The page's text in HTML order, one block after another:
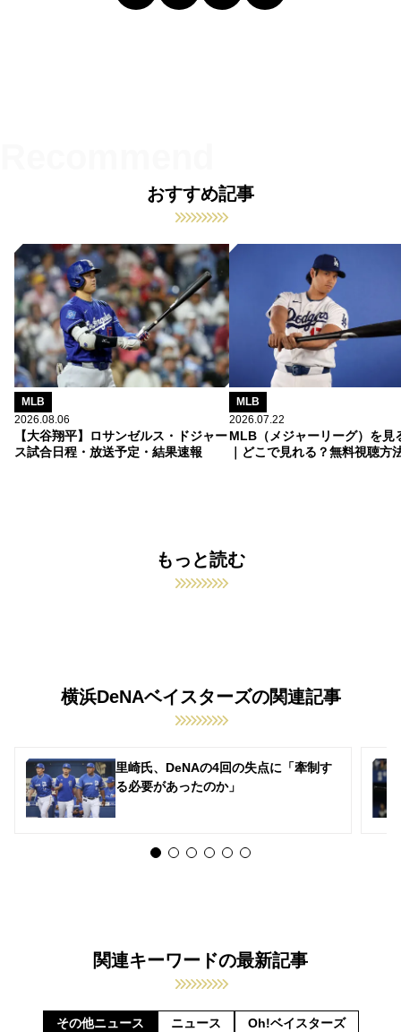
おすすめ記事
MLB
2026.08.06
【大谷翔平】ロサンゼルス・ドジャー
ス試合日程・放送予定・結果速報
MLB
2026.07.22
MLB（メジャーリーグ）を見
｜どこで見れる？無料視聴方
もっと読む
横浜DeNAベイスターズの関連記事
里崎氏、DeNAの4回の失点に「牽制す
る必要があったのか」
関連キーワードの最新記事
その他ニュース ニュース
Oh!ベイスターズ